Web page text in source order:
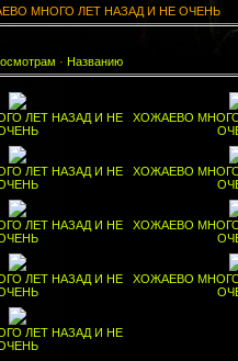
МНОГО ЛЕТ НАЗАД И НЕ ОЧЕНЬ
· Названию
ЛЕТ НАЗАД И НЕ
ХОЖАЕВО
ЛЕТ НАЗАД И НЕ
ХОЖАЕВО
ЛЕТ НАЗАД И НЕ
ХОЖАЕВО
ЛЕТ НАЗАД И НЕ
ХОЖАЕВО
ЛЕТ НАЗАД И НЕ